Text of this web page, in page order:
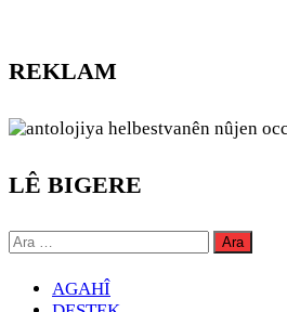
REKLAM
LÊ BIGERE
Arama:
AGAHÎ